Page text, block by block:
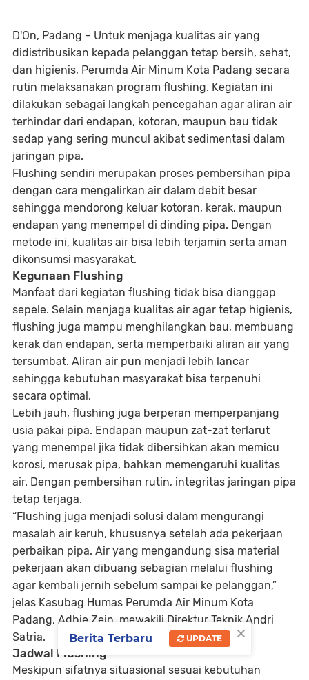
D'On, Padang – Untuk menjaga kualitas air yang
didistribusikan kepada pelanggan tetap bersih, sehat,
dan higienis, Perumda Air Minum Kota Padang secara
rutin melaksanakan program flushing. Kegiatan ini
dilakukan sebagai langkah pencegahan agar aliran air
terhindar dari endapan, kotoran, maupun bau tidak
sedap yang sering muncul akibat sedimentasi dalam
jaringan pipa.
Flushing sendiri merupakan proses pembersihan pipa
dengan cara mengalirkan air dalam debit besar
sehingga mendorong keluar kotoran, kerak, maupun
endapan yang menempel di dinding pipa. Dengan
metode ini, kualitas air bisa lebih terjamin serta aman
dikonsumsi masyarakat.
Kegunaan Flushing
Manfaat dari kegiatan flushing tidak bisa dianggap
sepele. Selain menjaga kualitas air agar tetap higienis,
flushing juga mampu menghilangkan bau, membuang
kerak dan endapan, serta memperbaiki aliran air yang
tersumbat. Aliran air pun menjadi lebih lancar
sehingga kebutuhan masyarakat bisa terpenuhi
secara optimal.
Lebih jauh, flushing juga berperan memperpanjang
usia pakai pipa. Endapan maupun zat-zat terlarut
yang menempel jika tidak dibersihkan akan memicu
korosi, merusak pipa, bahkan memengaruhi kualitas
air. Dengan pembersihan rutin, integritas jaringan pipa
tetap terjaga.
“Flushing juga menjadi solusi dalam mengurangi
masalah air keruh, khususnya setelah ada pekerjaan
perbaikan pipa. Air yang mengandung sisa material
pekerjaan akan dibuang sebagian melalui flushing
agar kembali jernih sebelum sampai ke pelanggan,”
jelas Kasubag Humas Perumda Air Minum Kota
Padang, Adhie Zein , mewakili Direktur Teknik Andri
Satria.
Jadwal Flushing
Meskipun sifatnya situasional sesuai kebutuhan
×
Berita Terbaru UPDATE